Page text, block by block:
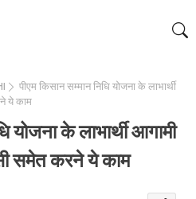
पीएम किसान सम्मान निधि योजना के लाभार्थी
ये काम
योजना के लाभार्थी आगामी
समेत करने ये काम